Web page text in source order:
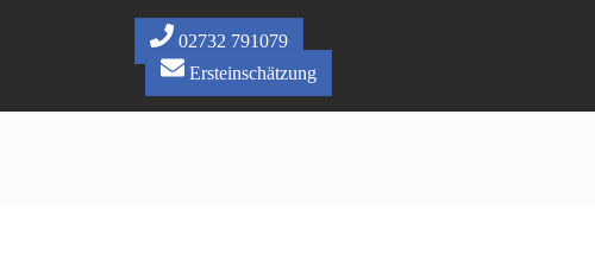
02732 791079
Ersteinschätzung